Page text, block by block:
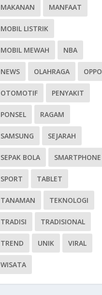
MAKANAN MANFAAT
MOBIL LISTRIK
MOBIL MEWAH NBA
NEWS OLAHRAGA OPPO
OTOMOTIF PENYAKIT
PONSEL RAGAM
SAMSUNG SEJARAH
SEPAK BOLA SMARTPHONE
SPORT TABLET
TANAMAN TEKNOLOGI
TRADISI TRADISIONAL
TREND UNIK VIRAL
WISATA